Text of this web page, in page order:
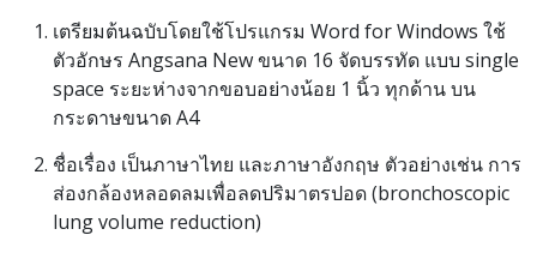
เตรียมต้นฉบับโดยใช้โปรแกรม Word for Windows ใช้
ตัวอักษร Angsana New ขนาด 16 จัดบรรทัด แบบ single
space ระยะห่างจากขอบอย่างน้อย 1 นิ้ว ทุกด้าน บน
กระดาษขนาด A4
ชื่อเรื่อง เป็นภาษาไทย และภาษาอังกฤษ ตัวอย่างเช่น การ
ส่องกล้องหลอดลมเพื่อลดปริมาตรปอด (bronchoscopic
lung volume reduction)